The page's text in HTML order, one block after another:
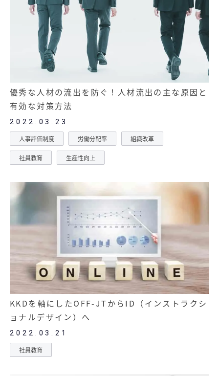
優秀な人材の流出を防ぐ！人材流出の主な原因と
有効な対策方法
2022.03.23
人事評価制度 労働分配率 組織改革
社員教育 生産性向上
KKDを軸にしたOFF-JTからID（インストラクシ
ョナルデザイン）へ
2022.03.21
社員教育